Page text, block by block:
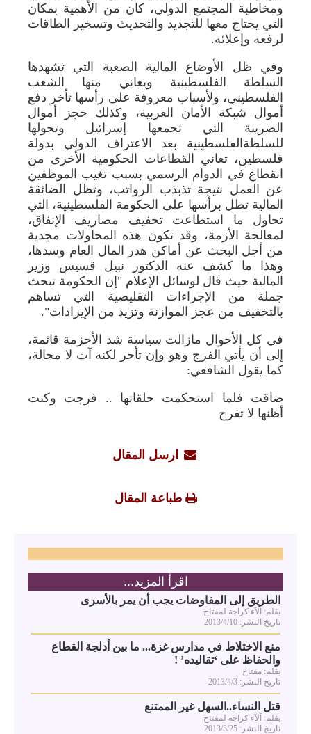
ومخاطبة المجتمع الدولي، كان من الأهمية بمكان
التي يحتاج معها للتجديد والتحديث وتسخير الطاقات
لرفعه وإعلائه.
وفي ظل الأوضاع المالية الصعبة التي تشهدها
السلطة الفلسطينية ويعاني منها الشعب
الفلسطيني، ولأسباب معروفة على رأسها تأخر دفع
أموال شبكة الأمان العربية، وكذلك حجز أموال
الضريبة التي تجمعها إسرائيل وتحولها
للسلطةالفلسطينية بعد الاعتراف الدولي بدولة
فلسطين، تعاني القطاعات الحكومية الأخرى من
انقطاع في الدوام الرسمي بسبب تغيب الموظفين
عن العمل نتيجة تذبذب الرواتب، وتظل الضائقة
المالية تطل برأسها على الحكومة الفلسطينية، التي
تحاول ما استطاعت تخفيف مصاريف الإنفاق،
لمعالجة الأزمة، وقد تكون هذه المحاولات مجدية
من أجل البحث عن أماكن هدر المال العام وسدها،
وهذا ما كشف عنه الدكتور نبيل قسيس وزير
المالية حيث قال لوسائل الإعلام "إن الحكومة تبحث
جملة من الإجراءات التقليصية التي تساهم
بالتخفيف من عجز الموازنة وتزيد من الإيرادات".
في كل الأحوال مازالت سياسة شد الأحزمة قائمة،
إلى أن يأتي الفرج وهو وإن تأخر لكنه آت لا محالة،
كما يقول الشافعي:
ضاقت فلما استحكمت حلقاتها .. فرجت وكنت
أظنها لا تفرج
ارسل المقال
طباعة المقال
اقرأ المزيد...
الطريق إلى المفاوضات يجب أن يمر بالأسرى
بقلم: آلآء كراجة لمفتاح
تاريخ النشر: 2013/4/10
منع الاختلاط في مدارس غزة... ما بين أدلجة القطاع
والحفاظ على ‘تقاليده’ !
بقلم: مفتاح
تاريخ النشر: 2013/4/3
قتل النساء..السهل غير الممتنع
بقلم: آلآء كراجة لمفتاح
تاريخ النشر: 2013/3/25